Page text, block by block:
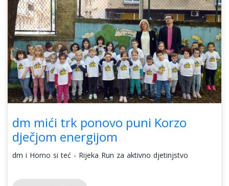
dm mići trk ponovo puni Korzo
dječjom energijom
dm i Homo si teć - Rijeka Run za aktivno djetinjstvo